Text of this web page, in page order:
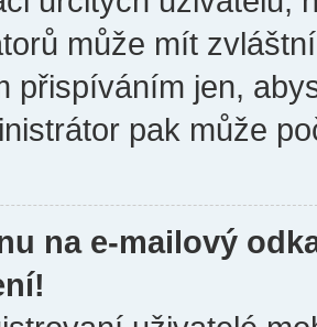
může mít
přispíváním jen,
pak může
na e-mailový